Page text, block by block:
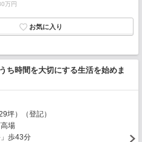
万円
ち時間を大切にする生活を始めま
坪）（登記）
場
歩43分